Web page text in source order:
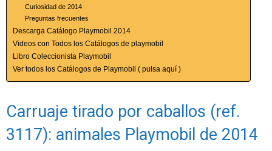
Curiosidad de 2014
Preguntas frecuentes
Descarga Catálogo Playmobil 2014
Videos con Todos los Catálogos de playmobil
Libro Coleccionista Playmobil
Ver todos los Catálogos de Playmobil ( pulsa aquí )
Carruaje tirado por caballos (ref.
3117): animales Playmobil de 2014